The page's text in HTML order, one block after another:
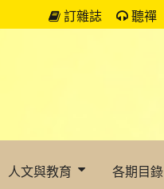
訂雜誌 聽禪
人文與教育 各期目錄